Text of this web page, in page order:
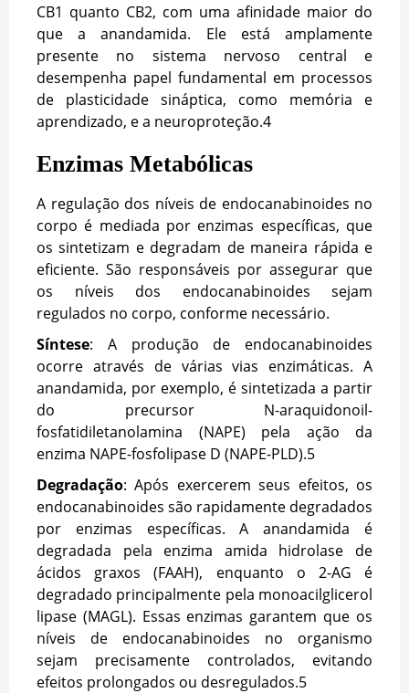
CB1 quanto CB2, com uma afinidade maior do
que a anandamida. Ele está amplamente
presente no sistema nervoso central e
desempenha papel fundamental em processos
de plasticidade sináptica, como memória e
aprendizado, e a neuroproteção.4
Enzimas Metabólicas
A regulação dos níveis de endocanabinoides no
corpo é mediada por enzimas específicas, que
os sintetizam e degradam de maneira rápida e
eficiente. São responsáveis por assegurar que
os níveis dos endocanabinoides sejam
regulados no corpo, conforme necessário.
Síntese: A produção de endocanabinoides
ocorre através de várias vias enzimáticas. A
anandamida, por exemplo, é sintetizada a partir
do precursor N-araquidonoil-
fosfatidiletanolamina (NAPE) pela ação da
enzima NAPE-fosfolipase D (NAPE-PLD).5
Degradação: Após exercerem seus efeitos, os
endocanabinoides são rapidamente degradados
por enzimas específicas. A anandamida é
degradada pela enzima amida hidrolase de
ácidos graxos (FAAH), enquanto o 2-AG é
degradado principalmente pela monoacilglicerol
lipase (MAGL). Essas enzimas garantem que os
níveis de endocanabinoides no organismo
sejam precisamente controlados, evitando
efeitos prolongados ou desregulados.5